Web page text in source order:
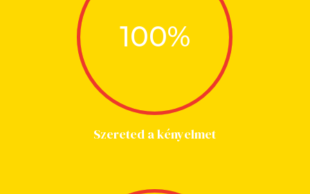
100%
Szereted a kényelmet